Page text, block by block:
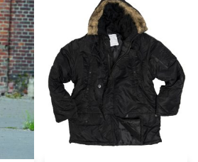
Produktseite
gewählt
werden